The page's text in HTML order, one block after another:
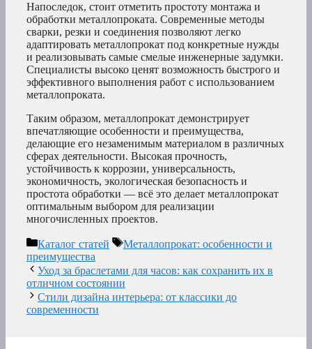
Напоследок, стоит отметить простоту монтажа и
обработки металлопроката. Современные методы
сварки, резки и соединения позволяют легко
адаптировать металлопрокат под конкретные нужды
и реализовывать самые смелые инженерные задумки.
Специалисты высоко ценят возможность быстрого и
эффективного выполнения работ с использованием
металлопроката.
Таким образом, металлопрокат демонстрирует
впечатляющие особенности и преимущества,
делающие его незаменимым материалом в различных
сферах деятельности. Высокая прочность,
устойчивость к коррозии, универсальность,
экономичность, экологическая безопасность и
простота обработки — всё это делает металлопрокат
оптимальным выбором для реализации
многочисленных проектов.
Рубрики
Каталог статей Метки
Металлопрокат: особенности и
преимущества
Уход за браслетами для часов: как сохранить их в
отличном состоянии
Стили дизайна интерьера: от классики до
современности